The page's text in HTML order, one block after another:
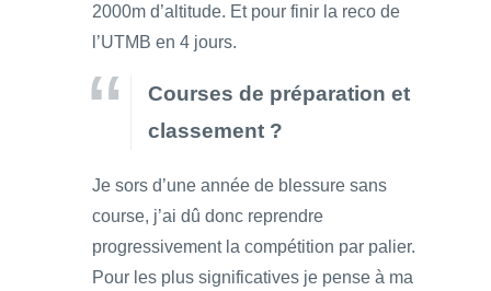
2000m d’altitude. Et pour finir la reco de
l’UTMB en 4 jours.
Courses de préparation et
classement ?
Je sors d’une année de blessure sans
course, j’ai dû donc reprendre
progressivement la compétition par palier.
Pour les plus significatives je pense à ma